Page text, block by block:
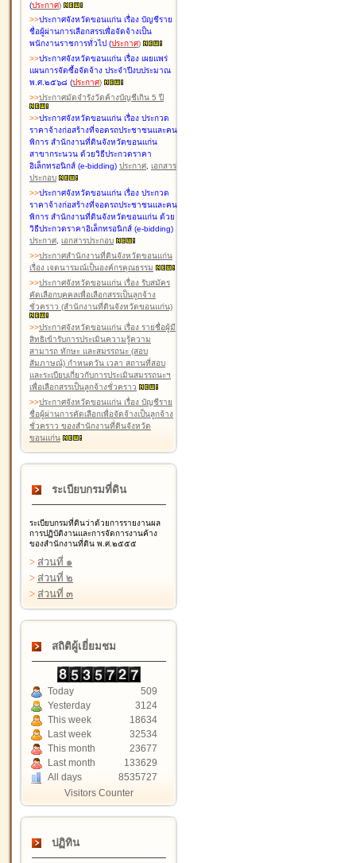
(ประกาศ)
>>ประกาศจังหวัดขอนแก่น เรื่อง บัญชีราย
ชื่อผู้ผ่านการเลือกสรรเพื่อจัดจ้างเป็น
พนักงานราชการทั่วไป (ประกาศ)
>>ประกาศจังหวัดขอนแก่น เรื่อง เผยแพร่
แผนการจัดซื้อจัดจ้าง ประจำปีงบประมาณ
พ.ศ.๒๕๖๘ (ประกาศ)
>>ประกาศมัดจำรังวัดค้างบัญชีเกิน 5 ปี
>>ประกาศจังหวัดขอนแก่น เรื่อง ประกวด
ราคาจ้างก่อสร้างที่จอดรถประชาชนและคน
พิการ สำนักงานที่ดินจังหวัดขอนแก่น
สาขากระนวน ด้วยวิธีประกวดราคา
อิเล็กทรอนิกส์ (e-bidding) ประกาศ, เอกสาร
ประกอบ
>>ประกาศจังหวัดขอนแก่น เรื่อง ประกวด
ราคาจ้างก่อสร้างที่จอดรถประชาชนและคน
พิการ สำนักงานที่ดินจังหวัดขอนแก่น ด้วย
วิธีประกวดราคาอิเล็กทรอนิกส์ (e-bidding)
ประกาศ, เอกสารประกอบ
>>ประกาศสำนักงานที่ดินจังหวัดขอนแก่น
เรื่อง เจตนารมณ์เป็นองค์กรคุณธรรม
>>ประกาศจังหวัดขอนแก่น เรื่อง รับสมัคร
คัดเลือกบุคคลเพื่อเลือกสรรเป็นลูกจ้าง
ชั่วคราว (สำนักงานที่ดินจังหวัดขอนแก่น)
>>ประกาศจังหวัดขอนแก่น เรื่อง รายชื่อผู้มี
สิทธิเข้ารับการประเมินความรู้ความ
สามารถ ทักษะ และสมรรถนะ (สอบ
สัมภาษณ์) กำหนดวัน เวลา สถานที่สอบ
และระเบียบเกี่ยวกับการประเมินสมรรถนะฯ
เพื่อเลือกสรรเป็นลูกจ้างชั่วคราว
>>ประกาศจังหวัดขอนแก่น เรื่อง บัญชีราย
ชื่อผู้ผ่านการคัดเลือกเพื่อจัดจ้างเป็นลูกจ้าง
ชั่วคราว ของสำนักงานที่ดินจังหวัด
ขอนแก่น
ระเบียบกรมที่ดิน
ระเบียบกรมที่ดินว่าด้วยการรายงานผล
การปฏิบัติงานและการจัดการงานค้าง
ของสำนักงานที่ดิน พ.ศ.๒๕๕๕
> ส่วนที่ ๑
> ส่วนที่ ๒
> ส่วนที่ ๓
สถิติผู้เยี่ยมชม
Today
509
Yesterday
3124
This week
18634
Last week
32534
This month
23677
Last month
133629
All days
8535727
Visitors Counter
ปฏิทิน